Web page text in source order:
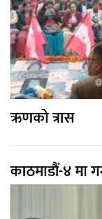
ऋणको त्रास
काठमाडौं-४ मा